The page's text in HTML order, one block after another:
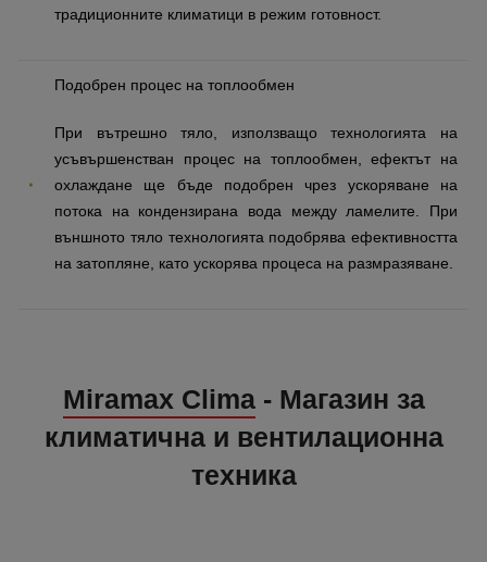
традиционните климатици в режим готовност.
Подобрен процес на топлообмен
При вътрешно тяло, използващо технологията на
усъвършенстван процес на топлообмен, ефектът на
охлаждане ще бъде подобрен чрез ускоряване на
потока на кондензирана вода между ламелите. При
външното тяло технологията подобрява ефективността
на затопляне, като ускорява процеса на размразяване.
Miramax Clima- Магазин за
климатична и вентилационна
техника